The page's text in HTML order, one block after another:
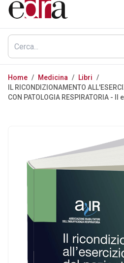
Home / Medicina / Libri /
IL RICONDIZIONAMENTO
CON PATOLOGIA RESPIRATORIA -